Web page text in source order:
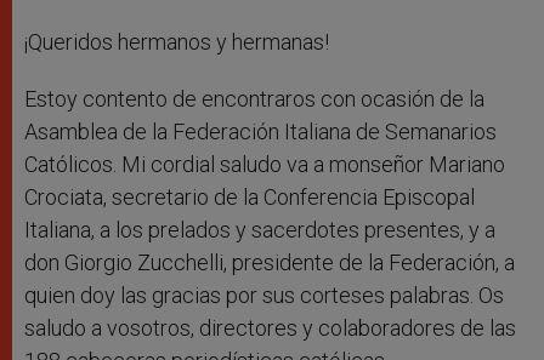
¡Queridos hermanos y hermanas!
Estoy contento de encontraros con ocasión de la
Asamblea de la Federación Italiana de Semanarios
Católicos. Mi cordial saludo va a monseñor Mariano
Crociata, secretario de la Conferencia Episcopal
Italiana, a los prelados y sacerdotes presentes, y a
don Giorgio Zucchelli, presidente de la Federación, a
quien doy las gracias por sus corteses palabras. Os
saludo a vosotros, directores y colaboradores de las